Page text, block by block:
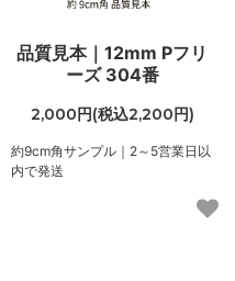
品質見本｜12mm Pフリ
ーズ 304番
2,000円(税込2,200円)
約9cm角サンプル｜2～5営業日以
内で発送